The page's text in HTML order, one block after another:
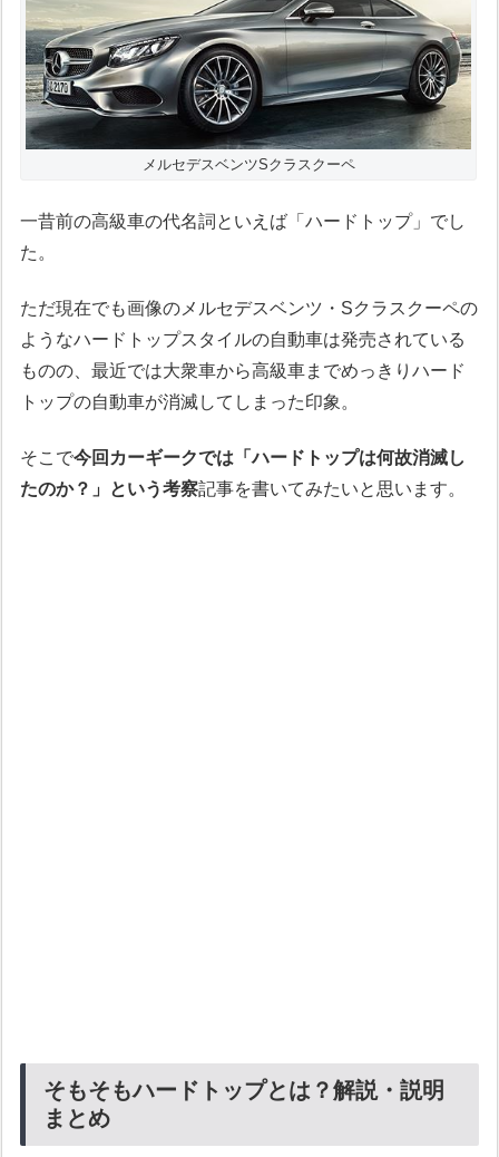
メルセデスベンツSクラスクーペ
一昔前の高級車の代名詞といえば「ハードトップ」でし
た。
ただ現在でも画像のメルセデスベンツ・Sクラスクーペの
ようなハードトップスタイルの自動車は発売されている
ものの、最近では大衆車から高級車までめっきりハード
トップの自動車が消滅してしまった印象。
そこで今回カーギークでは「ハードトップは何故消滅し
たのか？」という考察記事を書いてみたいと思います。
そもそもハードトップとは？解説・説明
まとめ